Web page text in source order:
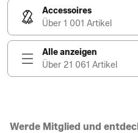
Accessoires
Über 1 001 Artikel
Alle anzeigen
Über 21 061 Artikel
Werde Mitglied und